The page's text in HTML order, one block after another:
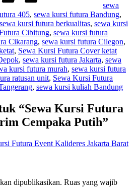
sewa
405, sewa kursi futura Bandung,
sewa kursi futura berkualitas, sewa kursi
Cibitung, sewa kursi futura
Cikarang, sewa kursi futura Cilegon,
, Sewa Kursi Futura Cover ketat
, sewa kursi futura Jakarta, sewa
kursi futura murah, sewa kursi futura
ratusan unit, Sewa Kursi Futura
, sewa kursi kuliah Bandung
“Sewa Kursi Futura
Cempaka Putih”
Futura Event Kalideres Jakarta Barat
dipublikasikan. Ruas yang wajib